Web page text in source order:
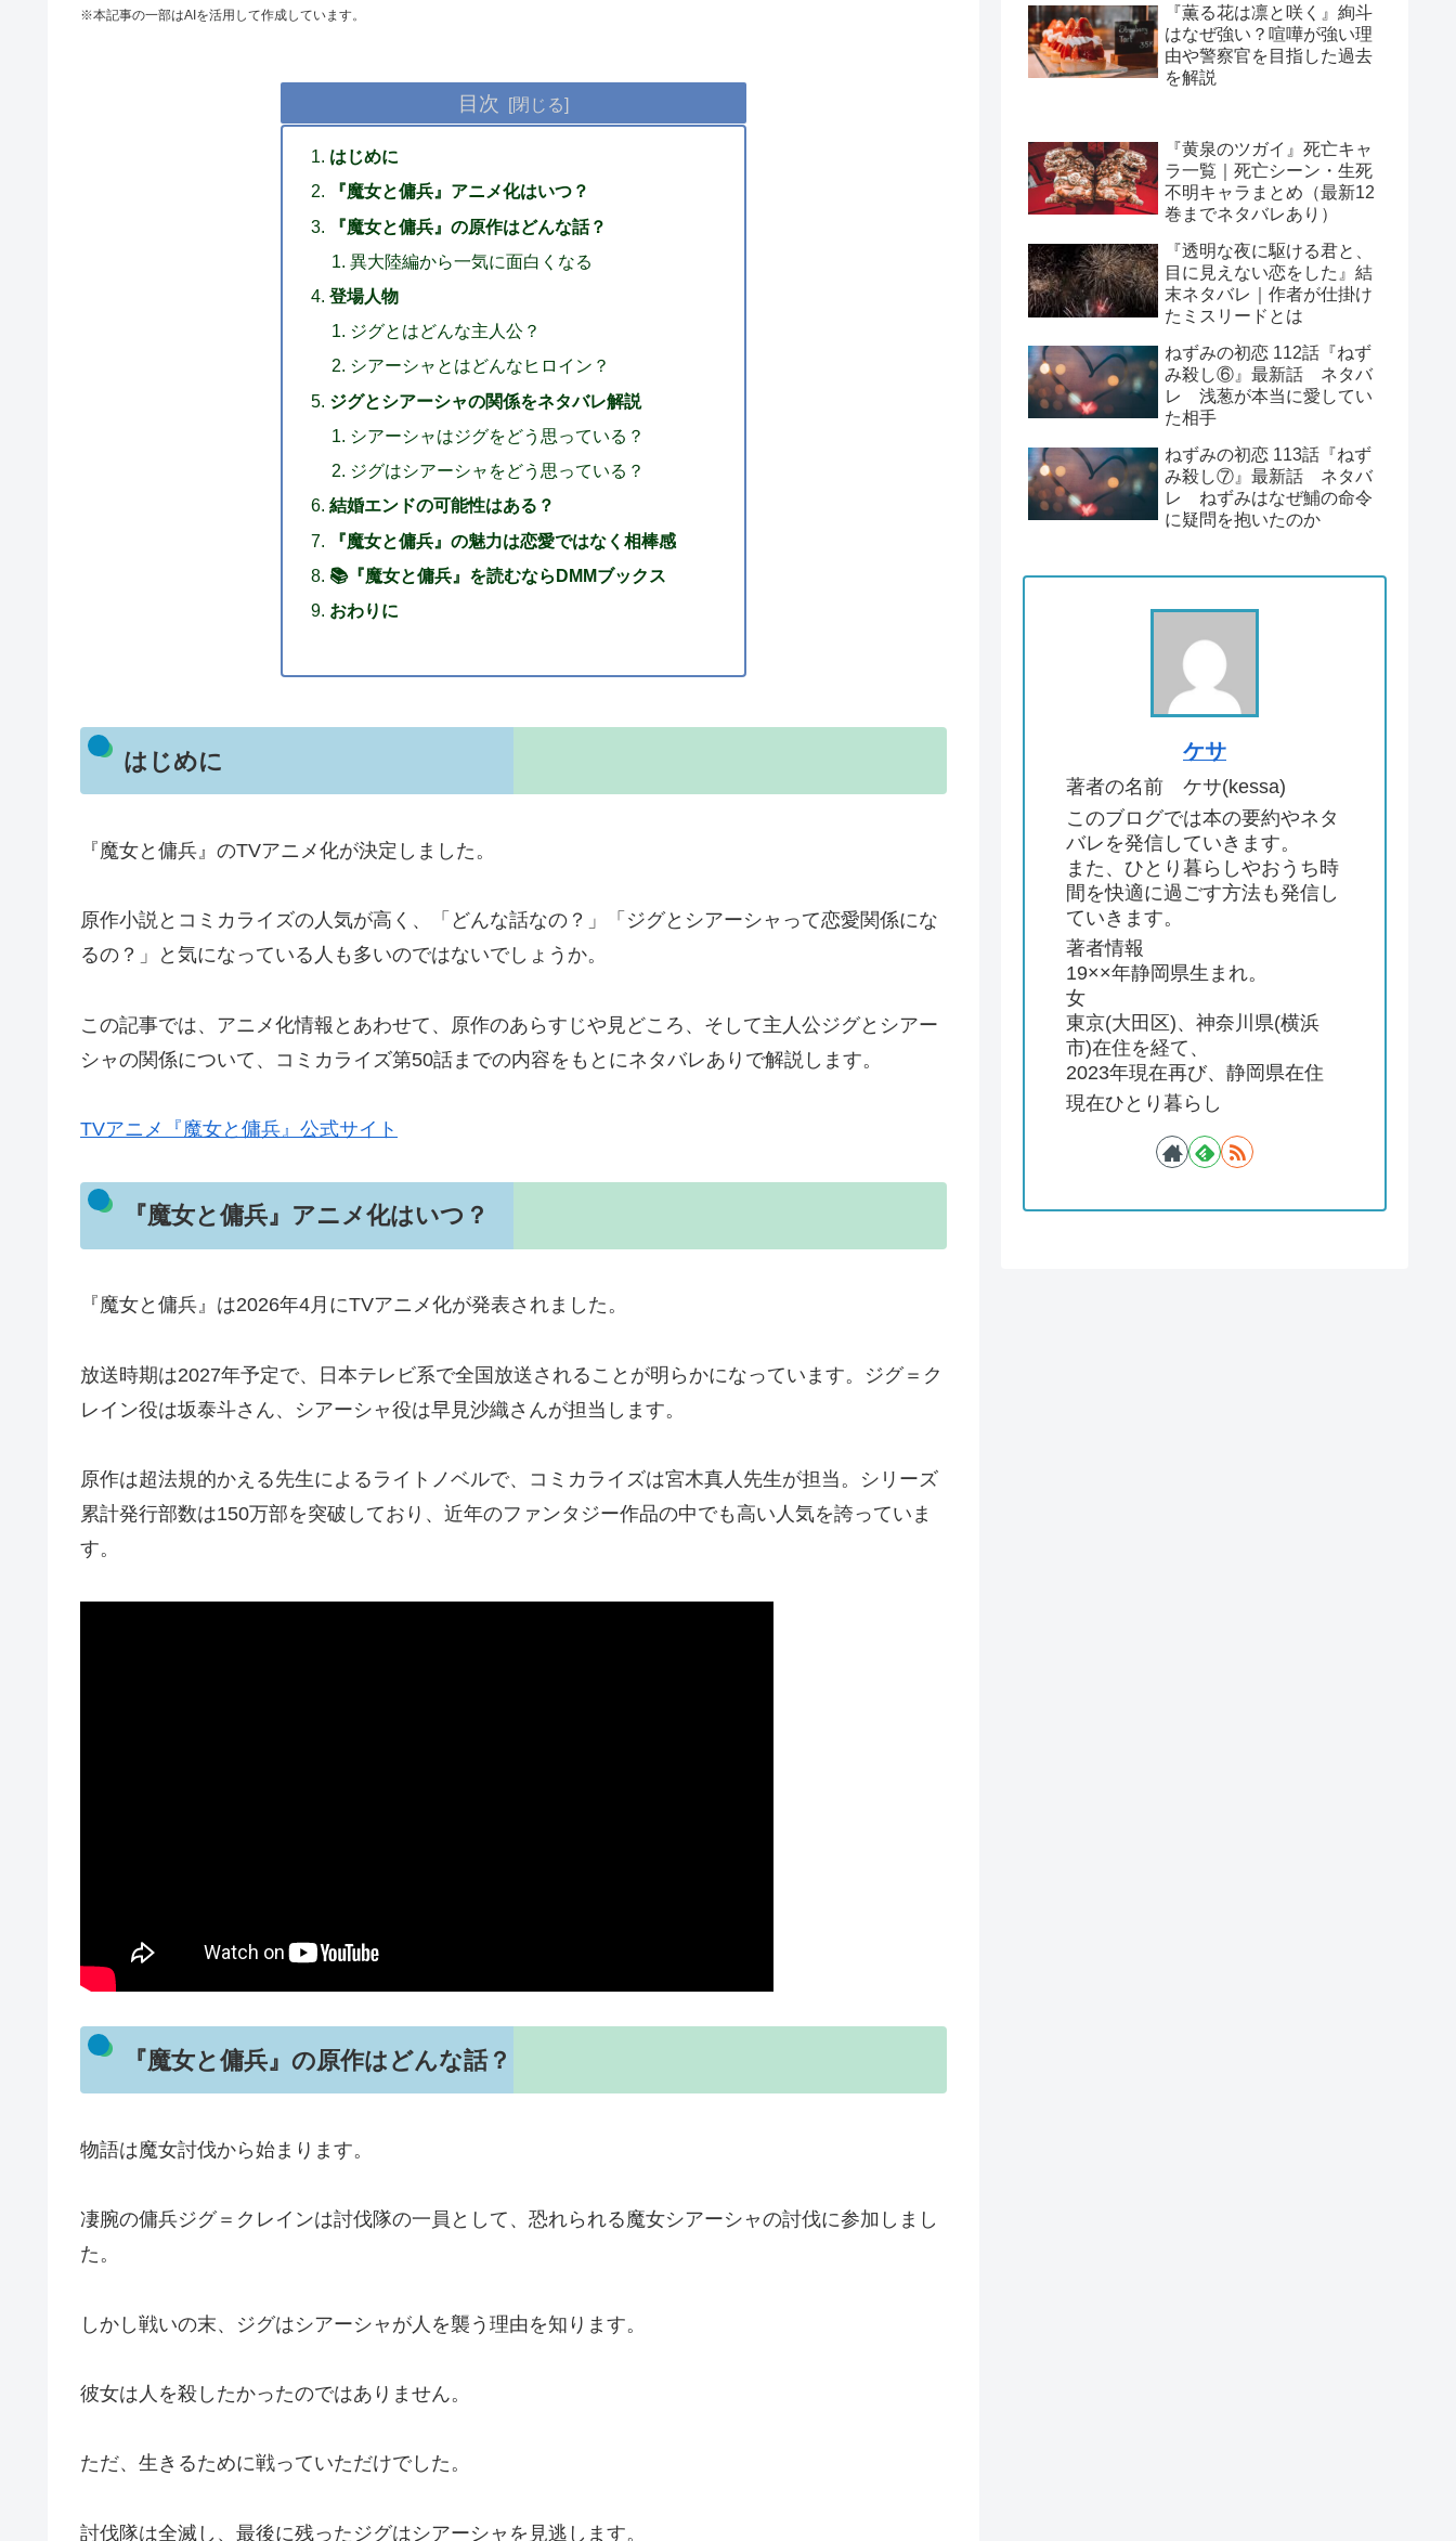
※本記事の一部はAIを活用して作成しています。
目次
はじめに
『魔女と傭兵』アニメ化はいつ？
『魔女と傭兵』の原作はどんな話？
異大陸編から一気に面白くなる
登場人物
ジグとはどんな主人公？
シアーシャとはどんなヒロイン？
ジグとシアーシャの関係をネタバレ解説
シアーシャはジグをどう思っている？
ジグはシアーシャをどう思っている？
結婚エンドの可能性はある？
『魔女と傭兵』の魅力は恋愛ではなく相棒感
📚『魔女と傭兵』を読むならDMMブックス
おわりに
はじめに
『魔女と傭兵』のTVアニメ化が決定しました。
原作小説とコミカライズの人気が高く、「どんな話なの？」「ジグとシアーシャって恋愛関係にな
るの？」と気になっている人も多いのではないでしょうか。
この記事では、アニメ化情報とあわせて、原作のあらすじや見どころ、そして主人公ジグとシアー
シャの関係について、コミカライズ第50話までの内容をもとにネタバレありで解説します。
TVアニメ『魔女と傭兵』公式サイト
『魔女と傭兵』アニメ化はいつ？
『魔女と傭兵』は2026年4月にTVアニメ化が発表されました。
放送時期は2027年予定で、日本テレビ系で全国放送されることが明らかになっています。ジグ＝ク
レイン役は坂泰斗さん、シアーシャ役は早見沙織さんが担当します。
原作は超法規的かえる先生によるライトノベルで、コミカライズは宮木真人先生が担当。シリーズ
累計発行部数は150万部を突破しており、近年のファンタジー作品の中でも高い人気を誇っていま
す。
『魔女と傭兵』の原作はどんな話？
物語は魔女討伐から始まります。
凄腕の傭兵ジグ＝クレインは討伐隊の一員として、恐れられる魔女シアーシャの討伐に参加しまし
た。
しかし戦いの末、ジグはシアーシャが人を襲う理由を知ります。
彼女は人を殺したかったのではありません。
ただ、生きるために戦っていただけでした。
討伐隊は全滅し、最後に残ったジグはシアーシャを見逃します。
『薫る花は凛と咲く』絢斗
はなぜ強い？喧嘩が強い理
由や警察官を目指した過去
を解説
『黄泉のツガイ』死亡キャ
ラ一覧｜死亡シーン・生死
不明キャラまとめ（最新12
巻までネタバレあり）
『透明な夜に駆ける君と、
目に見えない恋をした』結
末ネタバレ｜作者が仕掛け
たミスリードとは
ねずみの初恋 112話『ねず
み殺し⑥』最新話 ネタバ
レ 浅葱が本当に愛してい
た相手
ねずみの初恋 113話『ねず
み殺し⑦』最新話 ネタバ
レ ねずみはなぜ鯆の命令
に疑問を抱いたのか
ケサ
著者の名前 ケサ(kessa)
このブログでは本の要約やネタ
バレを発信していきます。
また、ひとり暮らしやおうち時
間を快適に過ごす方法も発信し
ていきます。
著者情報
19××年静岡県生まれ。
女
東京(大田区)、神奈川県(横浜
市)在住を経て、
2023年現在再び、静岡県在住
現在ひとり暮らし